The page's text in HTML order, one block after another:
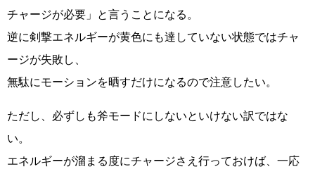
チャージが必要」と言うことになる。
逆に剣撃エネルギーが黄色にも達していない状態ではチャ
ージが失敗し、
無駄にモーションを晒すだけになるので注意したい。
ただし、必ずしも斧モードにしないといけない訳ではな
い。
エネルギーが溜まる度にチャージさえ行っておけば、一応